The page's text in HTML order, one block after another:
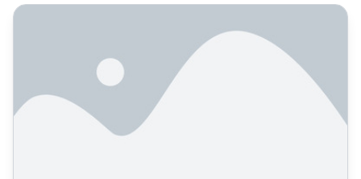
Jak zkoumat AI vyhledávací dotazy?